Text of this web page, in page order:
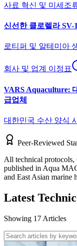
사료 혁신 및 미세조
신선한 클로렐라 SV-
로티퍼 및 알테미아
회사 및 업계 이정표
VARS Aquaculture:
급업체
대한민국 수산 양식
Peer-Reviewed
All technical protocols,
published in Aqua
and East Asian marine
Latest
Showing 17 Articles